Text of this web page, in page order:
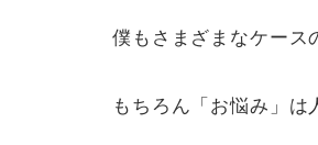
僕もさまざまなケース
もちろん「お悩み」は